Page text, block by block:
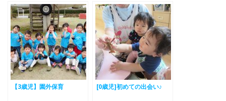
【3歳児】園外保育 [0歳児]初めての出会い♪